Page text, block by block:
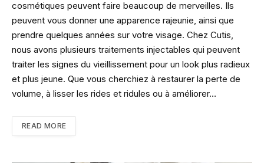
cosmétiques peuvent faire beaucoup de merveilles. Ils
peuvent vous donner une apparence rajeunie, ainsi que
prendre quelques années sur votre visage. Chez Cutis,
nous avons plusieurs traitements injectables qui peuvent
traiter les signes du vieillissement pour un look plus radieux
et plus jeune. Que vous cherchiez à restaurer la perte de
volume, à lisser les rides et ridules ou à améliorer…
READ MORE